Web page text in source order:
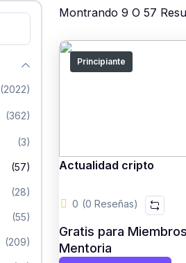
(2022)
(362)
(3)
(57)
(28)
(55)
(209)
Montrando 9 O 57
Principiante
Actualidad cripto
0 (0 Reseñas)
Gratis para
Mentoria